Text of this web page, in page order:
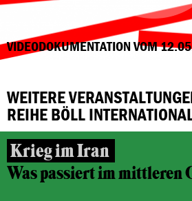
VIDEODOKUMENTATION VOM
WEITERE
REIHE BÖLL
Krieg im Iran
Was passiert im mittleren